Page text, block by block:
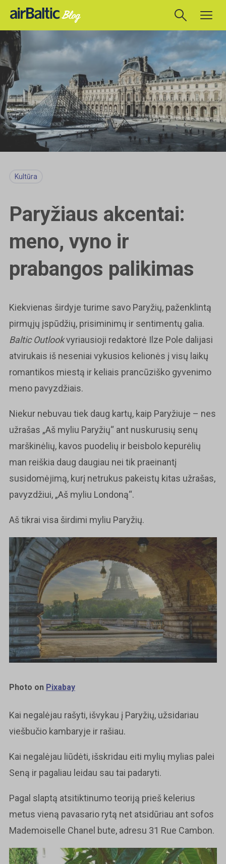
Kultūra
Paryžiaus akcentai:
meno, vyno ir
prabangos palikimas
Kiekvienas širdyje turime savo Paryžių, paženklintą
pirmųjų įspūdžių, prisiminimų ir sentimentų galia.
Baltic Outlookvyriausioji redaktorė Ilze Pole dalijasi
atvirukais iš neseniai vykusios kelionės į visų laikų
romantikos miestą ir keliais prancūziško gyvenimo
meno pavyzdžiais.
Niekur nebuvau tiek daug kartų, kaip Paryžiuje – nes
užrašas „Aš myliu Paryžių“ ant nuskurusių senų
marškinėlių, kavos puodelių ir beisbolo kepurėlių
man reiškia daug daugiau nei tik praeinantį
susidomėjimą, kurį netrukus pakeistų kitas užrašas,
pavyzdžiui, „Aš myliu Londoną“.
Aš tikrai visa širdimi myliu Paryžių.
Photo on Pixabay
Kai negalėjau rašyti, išvykau į Paryžių, užsidariau
viešbučio kambaryje ir rašiau.
Kai negalėjau liūdėti, išskridau eiti mylių mylias palei
Seną ir pagaliau leidau sau tai padaryti.
Pagal slaptą atsitiktinumo teoriją prieš kelerius
metus vieną pavasario rytą net atsidūriau ant sofos
Mademoiselle Chanel bute, adresu 31 Rue Cambon.